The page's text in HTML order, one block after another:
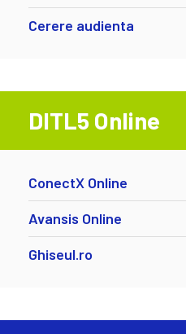
Cerere audienta
DITL5 Online
ConectX Online
Avansis Online
Ghiseul.ro